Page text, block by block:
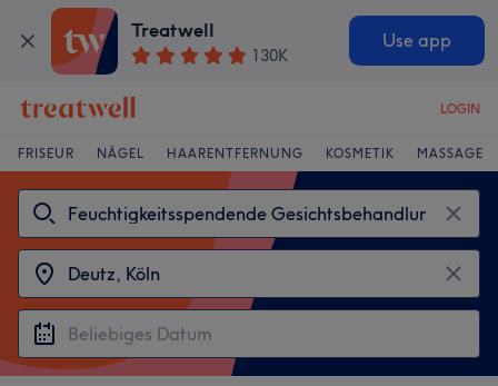
Treatwell
130K
Use app
LOGIN
FRISEUR NÄGEL HAARENTFERNUNG KOSMETIK MASSAGE